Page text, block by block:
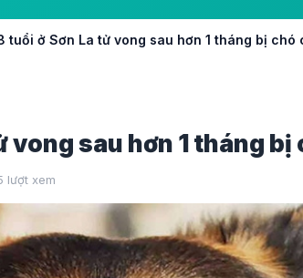
tuổi ở Sơn La tử vong sau hơn 1 tháng bị chó
vong sau hơn 1 tháng bị
lượt xem